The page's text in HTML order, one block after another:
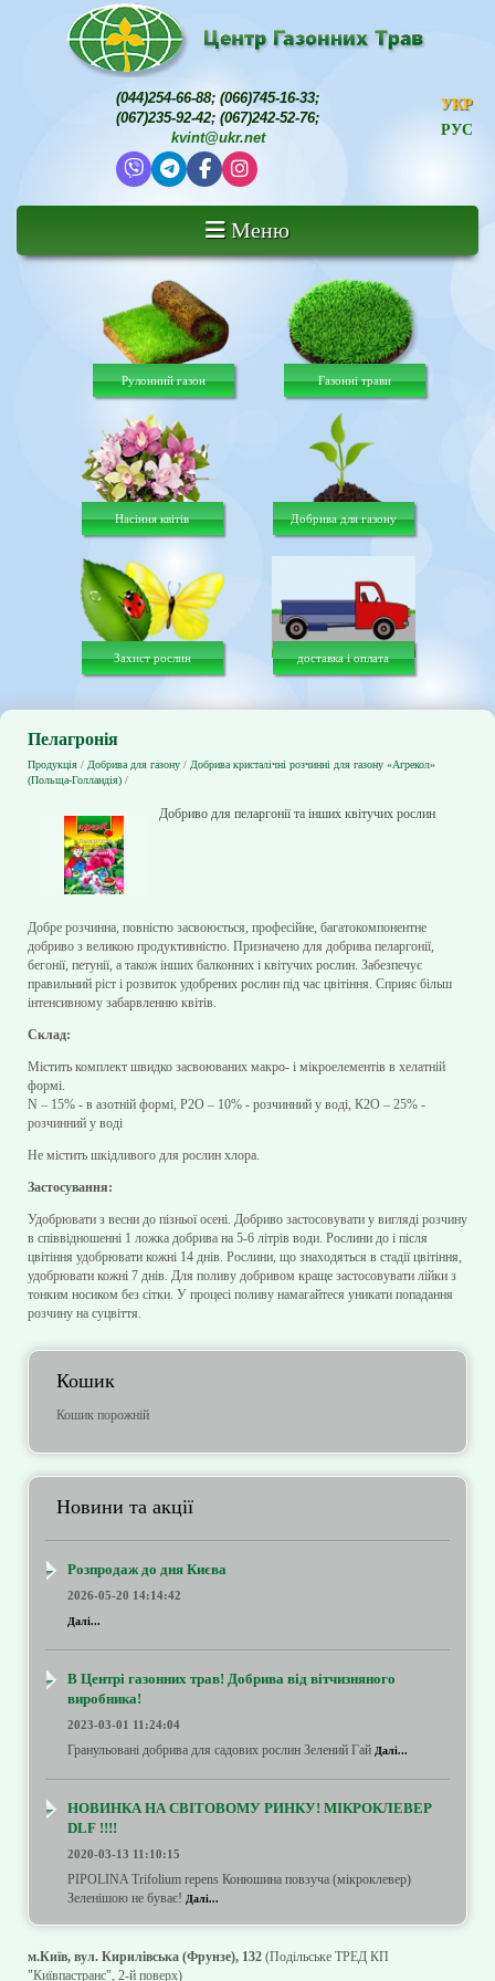
(044)254-66-88; (066)745-16-33;
(067)235-92-42; (067)242-52-76;
kvint@ukr.net
УКР
РУС
Меню
Рулонний газон Газонні трави
Насіння квітів Добрива для газону
Захист рослин доставка і оплата
Пелагронія
Продукція / Добрива для газону / Добрива кристалічні розчинні для газону «Агрекол»
(Польща-Голландія) /
Добриво для пеларгонії та інших квітучих рослин
Добре розчинна, повністю засвоюється, професійне, багатокомпонентне
добриво з великою продуктивністю. Призначено для добрива пеларгонії,
бегонії, петунії, а також інших балконних і квітучих рослин. Забезпечує
правильний ріст і розвиток удобрених рослин під час цвітіння. Сприяє більш
інтенсивному забарвленню квітів.
Склад:
Містить комплект швидко засвоюваних макро- і мікроелементів в хелатній
формі.
N – 15% - в азотній формі, Р2О – 10% - розчинний у воді, К2О – 25% -
розчинний у воді
Не містить шкідливого для рослин хлора.
Застосування:
Удобрювати з весни до пізньої осені. Добриво застосовувати у вигляді розчину
в співвідношенні 1 ложка добрива на 5-6 літрів води. Рослини до і після
цвітіння удобрювати кожні 14 днів. Рослини, що знаходяться в стадії цвітіння,
удобрювати кожні 7 днів. Для поливу добривом краще застосовувати лійки з
тонким носиком без сітки. У процесі поливу намагайтеся уникати попадання
розчину на суцвіття.
Кошик
Кошик порожній
Новини та акції
Розпродаж до дня Києва
2026-05-20 14:14:42
Далі...
В Центрі газонних трав! Добрива від вітчизняного
виробника!
2023-03-01 11:24:04
Гранульовані добрива для садових рослин Зелений Гай Далі...
НОВИНКА НА СВІТОВОМУ РИНКУ! МІКРОКЛЕВЕР
DLF !!!!
2020-03-13 11:10:15
PIPOLINA Trifolium repens Конюшина повзуча (мікроклевер)
Зеленішою не буває! Далі...
м.Київ, вул. Кирилівська (Фрунзе), 132 (Подільське ТРЕД КП
"Київпастранс", 2-й поверх)